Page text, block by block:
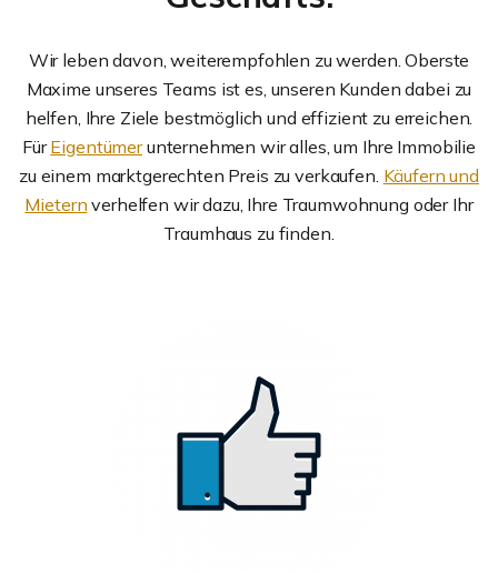
Wir leben davon, weiterempfohlen zu werden. Oberste
Maxime unseres Teams ist es, unseren Kunden dabei zu
helfen, Ihre Ziele bestmöglich und effizient zu erreichen.
FürEigentümerunternehmen wir alles, um Ihre Immobilie
zu einem marktgerechten Preis zu verkaufen. Käufern und
Mietern verhelfen wir dazu, Ihre Traumwohnung oder Ihr
Traumhaus zu finden.